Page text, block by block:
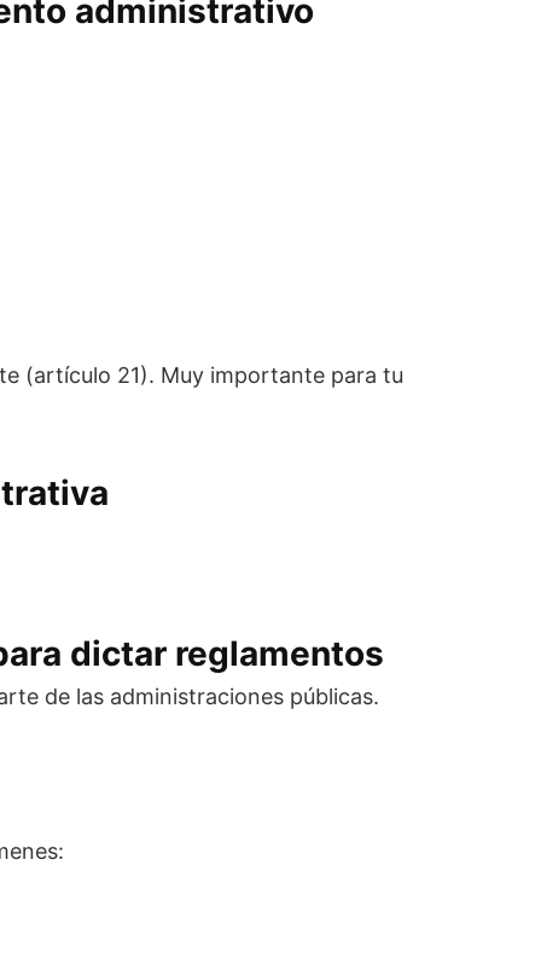
administrativo
(artículo 21). Muy importante para tu
dictar reglamentos
de las administraciones públicas.